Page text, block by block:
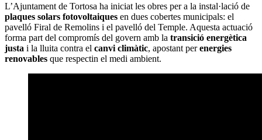
L’Ajuntament de Tortosa ha iniciat les obres per a la instal·lació de
plaques solars fotovoltaiques en dues cobertes municipals: el
pavelló Firal de Remolins i el pavelló del Temple. Aquesta actuació
forma part del compromís del govern amb la transició energètica
justa i la lluita contra el canvi climàtic, apostant perenergies
renovables que respectin el medi ambient.